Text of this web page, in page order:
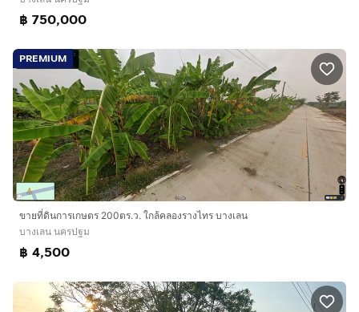
฿ 750,000
PREMIUM
ขายที่ดินการเกษตร 200ตร.ว. ใกล้คลองรางไทร บางเลน
บางเลน นครปฐม
฿ 4,500